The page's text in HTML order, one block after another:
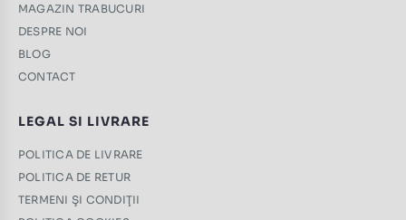
MAGAZIN TRABUCURI
DESPRE NOI
BLOG
CONTACT
LEGAL SI LIVRARE
POLITICA DE LIVRARE
POLITICA DE RETUR
TERMENI ŞI CONDIŢII